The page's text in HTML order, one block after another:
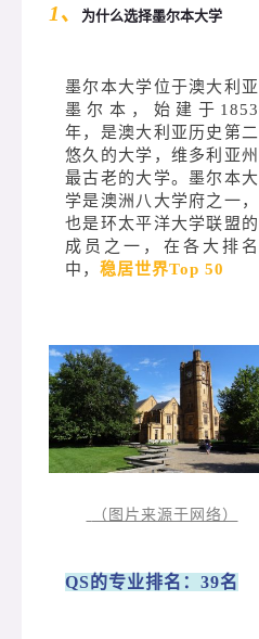
1、 为什么选择墨尔本大学
墨尔本大学位于澳大利亚
墨尔本，始建于1853
年，是澳大利亚历史第二
悠久的大学，维多利亚州
最古老的大学。墨尔本大
学是澳洲八大学府之一，
也是环太平洋大学联盟的
成员之一，在各大排名
中， 稳居世界Top 50
（图片来源于网络）
QS的专业排名：39名